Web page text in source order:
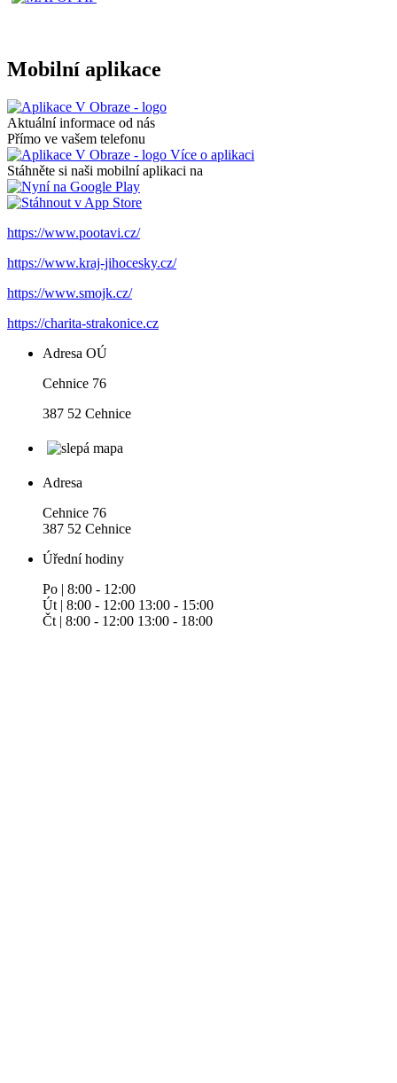
Mobilní aplikace
Aktuální informace od nás
Přímo ve vašem telefonu
Více o aplikaci
Stáhněte si naši mobilní aplikaci na
https://www.pootavi.cz/
https://www.kraj-jihocesky.cz/
https://www.smojk.cz/
https://charita-strakonice.cz
Adresa OÚ
Cehnice 76
387 52 Cehnice
Adresa
Cehnice 76
387 52 Cehnice
Úřední hodiny
Po | 8:00 - 12:00
Út | 8:00 - 12:00 13:00 - 15:00
Čt | 8:00 - 12:00 13:00 - 18:00